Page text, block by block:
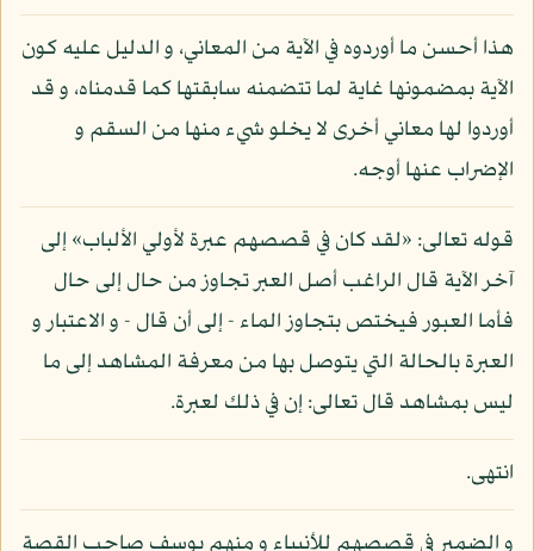
هذا أحسن ما أوردوه في الآية من المعاني، و الدليل عليه كون
الآية بمضمونها غاية لما تتضمنه سابقتها كما قدمناه، و قد
أوردوا لها معاني أخرى لا يخلو شيء منها من السقم و
الإضراب عنها أوجه.
قوله تعالى: «لقد كان في قصصهم عبرة لأولي الألباب» إلى
آخر الآية قال الراغب أصل العبر تجاوز من حال إلى حال
فأما العبور فيختص بتجاوز الماء - إلى أن قال - و الاعتبار و
العبرة بالحالة التي يتوصل بها من معرفة المشاهد إلى ما
ليس بمشاهد قال تعالى: إن في ذلك لعبرة.
انتهى.
و الضمير في قصصهم للأنبياء و منهم يوسف صاحب القصة